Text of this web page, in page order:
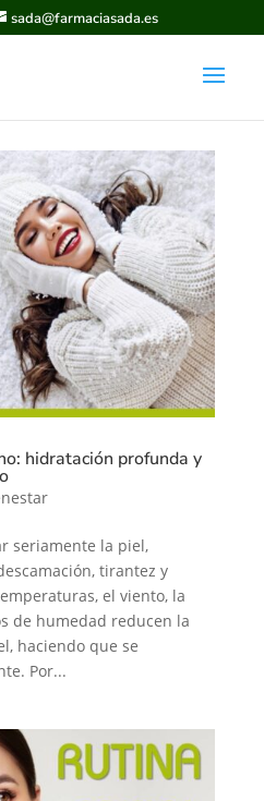
sada@farmaciasada.es
hidratación profunda y
seriamente la piel,
tirantez y
el viento, la
de humedad reducen la
haciendo que se
Por...